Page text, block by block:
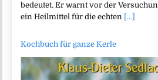
bedeutet. Er warnt vor der
ein Heilmittel für die echten [...]
Kochbuch für ganze Kerle